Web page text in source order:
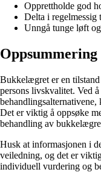
Opprettholde god
Delta i regelmessig
Unngå tunge løft
Oppsummering
Bukkelægret er en
persons livskvalitet. Ved
behandlingsalternativene,
Det er viktig å oppsøke
behandling av
Husk at informasjonen i
veiledning, og det er
individuell vurdering og